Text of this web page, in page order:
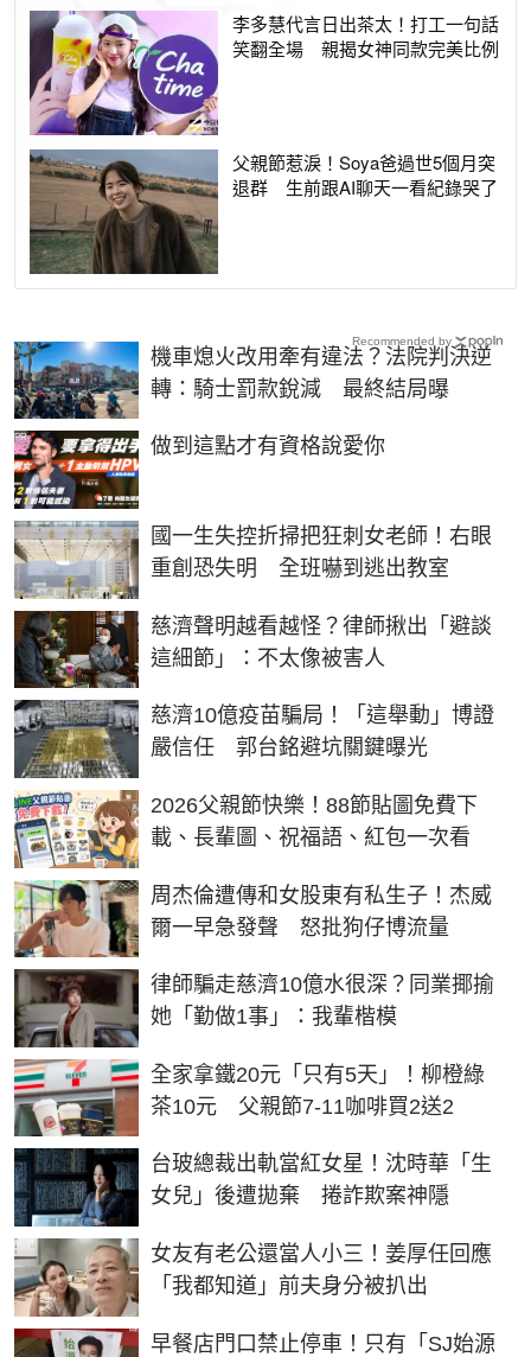
李多慧代言日出茶太！打工一句話
笑翻全場 親揭女神同款完美比例
父親節惹淚！Soya爸過世5個月突
退群 生前跟AI聊天一看紀錄哭了
機車熄火改用牽有違法？法院判決逆
轉：騎士罰款銳減 最終結局曝
做到這點才有資格說愛你
PR
國一生失控折掃把狂刺女老師！右眼
重創恐失明 全班嚇到逃出教室
慈濟聲明越看越怪？律師揪出「避談
這細節」：不太像被害人
慈濟10億疫苗騙局！「這舉動」博證
嚴信任 郭台銘避坑關鍵曝光
2026父親節快樂！88節貼圖免費下
載、長輩圖、祝福語、紅包一次看
周杰倫遭傳和女股東有私生子！杰威
爾一早急發聲 怒批狗仔博流量
律師騙走慈濟10億水很深？同業揶揄
她「勤做1事」：我輩楷模
全家拿鐵20元「只有5天」！柳橙綠
茶10元 父親節7-11咖啡買2送2
台玻總裁出軌當紅女星！沈時華「生
女兒」後遭拋棄 捲詐欺案神隱
女友有老公還當人小三！姜厚任回應
「我都知道」前夫身分被扒出
早餐店門口禁止停車！只有「SJ始源
Recommended by